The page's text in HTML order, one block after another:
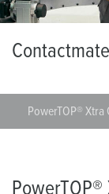
C
PowerTOP® Xtra